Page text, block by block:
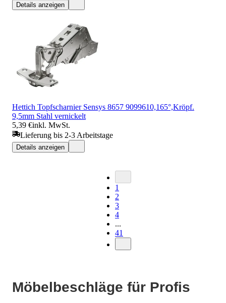
Details anzeigen
Hettich Topfscharnier Sensys 8657 9099610,165°,Kröpf.
9,5mm Stahl vernickelt
5,39 €inkl. MwSt.
Lieferung bis 2-3 Arbeitstage
Details anzeigen
1
2
3
4
...
41
Möbelbeschläge für Profis